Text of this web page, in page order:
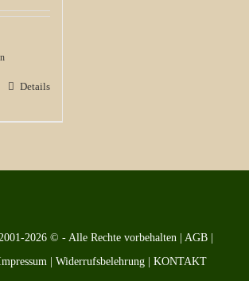
Details
2026 © - Alle Rechte vorbehalten | AGB
Widerrufsbelehrung KONTAKT